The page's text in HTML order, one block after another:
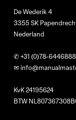
De Wederik 4
3355 SK
Nederland
✆+31 (0)78-6446888
✉
KvK 24195624
BTW